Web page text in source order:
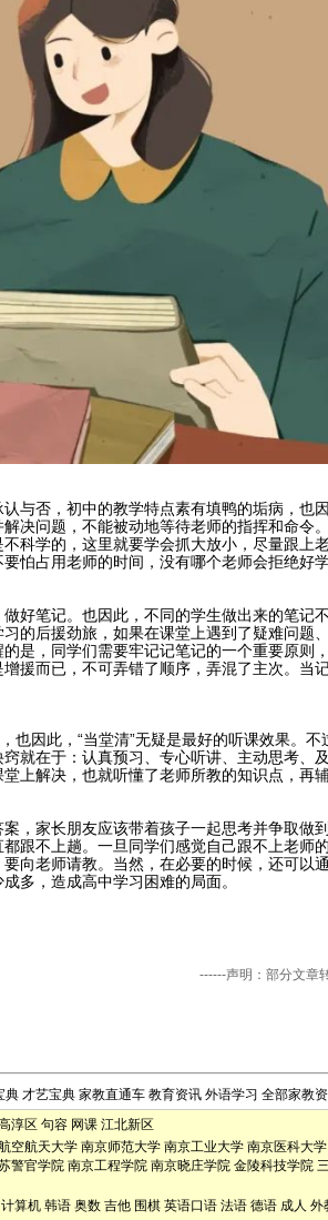
与否，初中的教学特点素有填鸭的垢病，也
决问题，不能被动地等待老师的指挥和命令
科学的，这里就要学会抓大放小，尽量跟上
怕占用老师的时间，没有哪个老师会拒绝好学
好笔记。也因此，不同的学生做出来的笔记
的后援劲旅，如果在课堂上遇到了疑难问题
是，同学们需要牢记记笔记的一个重要原则
援而已，不可弄错了顺序，弄混了主次。当
因此，“当堂清”无疑是最好的听课效果。不
就在于：认真预习、专心听讲、主动思考、
上解决，也就听懂了老师所教的知识点，再
，家长朋友应该带着孩子一起思考并争取做
跟不上趟。一旦同学们感觉自己跟不上老师
向老师请教。当然，在必要的时候，还可以
多，造成高中学习困难的局面。
------声明：部分文章
典 才艺宝典 家教直通车 教育资讯 外语学习 全部家教
淳区 句容 网课 江北新区
空航天大学 南京师范大学 南京工业大学 南京医科大学
警官学院 南京工程学院 南京晓庄学院 金陵科技学院
计算机 韩语 奥数 吉他 围棋 英语口语 法语 德语 成人 外